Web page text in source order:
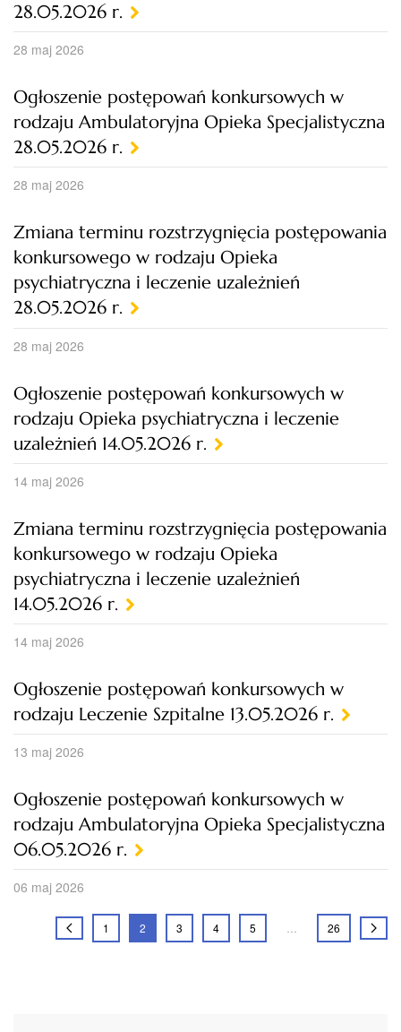
28.05.2026 r.
28 maj 2026
Ogłoszenie postępowań konkursowych w
rodzaju Ambulatoryjna Opieka Specjalistyczna
28.05.2026 r.
28 maj 2026
Zmiana terminu rozstrzygnięcia postępowania
konkursowego w rodzaju Opieka
psychiatryczna i leczenie uzależnień
28.05.2026 r.
28 maj 2026
Ogłoszenie postępowań konkursowych w
rodzaju Opieka psychiatryczna i leczenie
uzależnień 14.05.2026 r.
14 maj 2026
Zmiana terminu rozstrzygnięcia postępowania
konkursowego w rodzaju Opieka
psychiatryczna i leczenie uzależnień
14.05.2026 r.
14 maj 2026
Ogłoszenie postępowań konkursowych w
rodzaju Leczenie Szpitalne 13.05.2026 r.
13 maj 2026
Ogłoszenie postępowań konkursowych w
rodzaju Ambulatoryjna Opieka Specjalistyczna
06.05.2026 r.
06 maj 2026
1 2 3 4 5 26